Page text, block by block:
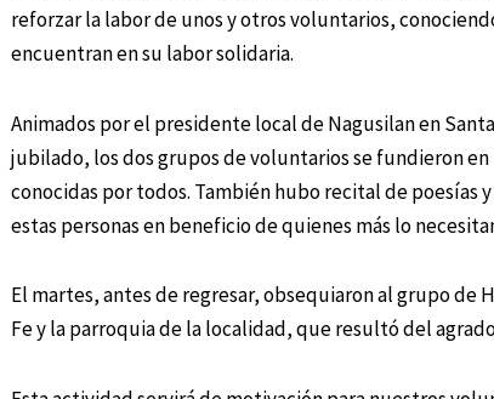
reforzar la labor de unos y otros voluntarios,
encuentran en su labor solidaria.
Animados por el presidente local de Nagusilan en
jubilado, los dos grupos de voluntarios se fundieron
conocidas por todos. También hubo recital de
estas personas en beneficio de quienes más lo
El martes, antes de regresar, obsequiaron al grupo de
Fe y la parroquia de la localidad, que resultó del